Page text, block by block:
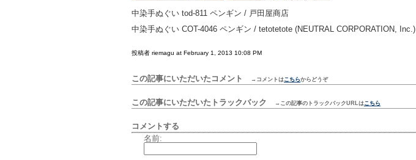
中染手ぬぐい tod-811 ペンギン / 戸田屋商店
中染手ぬぐい COT-4046 ペンギン / tetotetote (NEUTRAL CORPORATION, Inc.)
投稿者 riemagu at February 1, 2013 10:08 PM
この記事にいただいたコメント →コメントはこちらからどうぞ
この記事にいただいたトラックバック →この記事のトラックバックURLはこちら
コメントする
名前: